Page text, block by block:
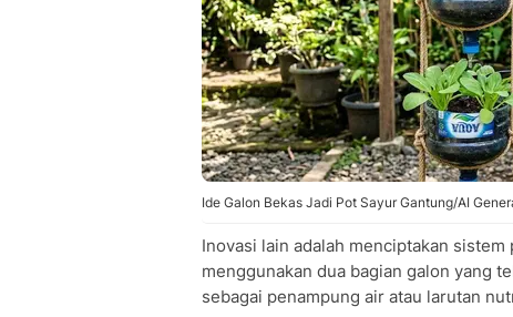
Ide Galon Bekas Jadi Pot Sayur Gantung/AI
Inovasi lain adalah menciptakan
menggunakan dua bagian galon yang
sebagai penampung air atau larutan